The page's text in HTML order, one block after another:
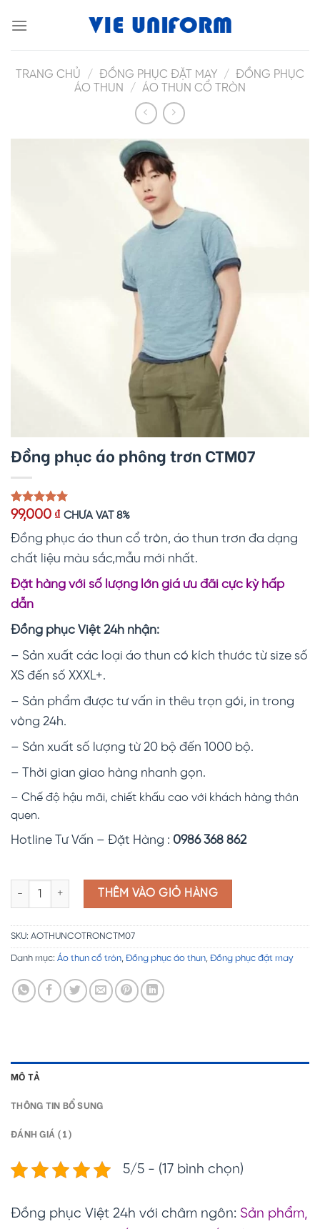
TRANG CHỦ / ĐỒNG PHỤC ĐẶT MAY / ĐỒNG PHỤC
ÁO THUN
/ ÁO THUN CỔ TRÒN
Đồng phục áo phông trơn CTM07
5.00trên 5
dựa trên
1
đánh giá
99,000 ₫ CHƯA VAT 8%
Đồng phục áo thun cổ tròn, áo thun trơn đa dạng
chất liệu màu sắc,mẫu mới nhất.
Đặt hàng với số lượng lớn giá ưu đãi cực kỳ hấp
dẫn
Đồng phục Việt 24h nhận:
– Sản xuất các loại áo thun có kích thước từ size số
XS đến số XXXL+.
– Sản phẩm được tư vấn in thêu trọn gói, in trong
vòng 24h.
– Sản xuất số lượng từ 20 bộ đến 1000 bộ.
– Thời gian giao hàng nhanh gọn.
– Chế độ hậu mãi, chiết khấu cao với khách hàng thân
quen.
Hotline Tư Vấn – Đặt Hàng : 0986 368 862
Đồng phục áo phông trơn CTM07 số lượng
THÊM VÀO GIỎ HÀNG
SKU: AOTHUNCOTRONCTM07
Danh mục: Áo thun cổ tròn, Đồng phục áo thun, Đồng phục đặt may
MÔ TẢ
THÔNG TIN BỔ SUNG
ĐÁNH GIÁ (1)
5/5 - (17 bình chọn)
Đồng phục Việt 24h với châm ngôn: Sản phẩm,